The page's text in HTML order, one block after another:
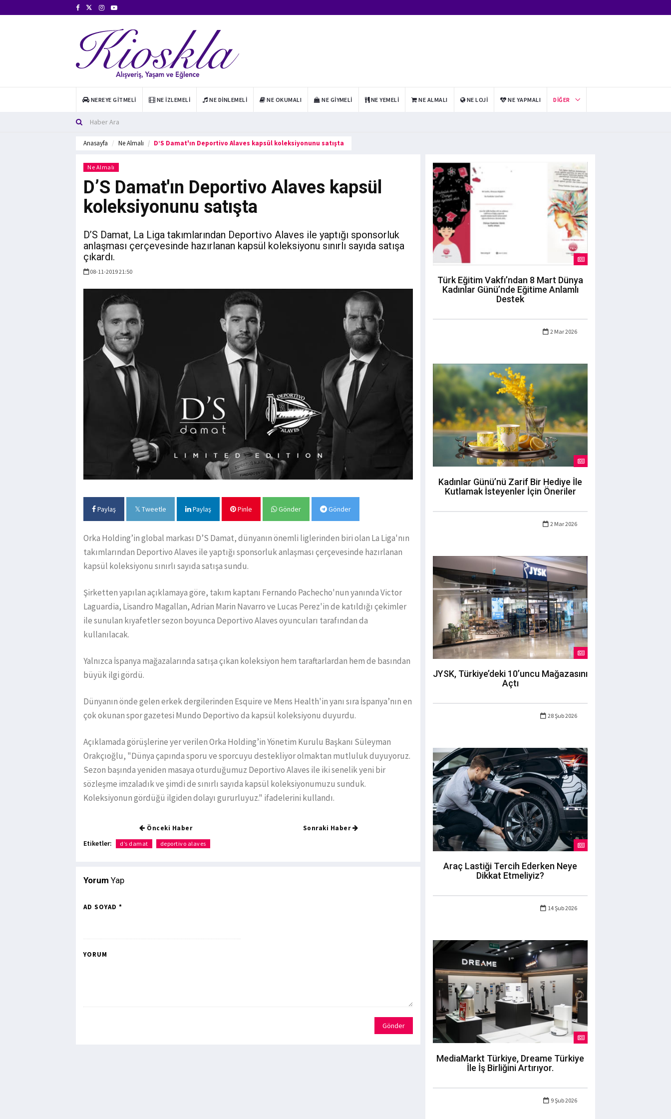
NEREYE GITMELI NE İZLEMELI NE DINLEMELI NE OKUMALI NE GIYMELI NE YEMELI NE ALMALI NE LOJI NE YAPMALI DIĞER
Anasayfa Ne Almalı D’S Damat'ın Deportivo Alaves kapsül koleksiyonunu satışta
Ne Almalı
D’S Damat'ın Deportivo Alaves kapsül
koleksiyonunu satışta
D’S Damat, La Liga takımlarından Deportivo Alaves ile yaptığı sponsorluk
anlaşması çerçevesinde hazırlanan kapsül koleksiyonu sınırlı sayıda satışa
çıkardı.
08-11-2019 21:50
Paylaş Tweetle Paylaş Pinle Gönder Gönder
Orka Holding’in global markası D’S Damat, dünyanın önemli liglerinden biri olan La Liga'nın
takımlarından Deportivo Alaves ile yaptığı sponsorluk anlaşması çerçevesinde hazırlanan
kapsül koleksiyonu sınırlı sayıda satışa sundu.
Şirketten yapılan açıklamaya göre, takım kaptanı Fernando Pachecho'nun yanında Victor
Laguardia, Lisandro Magallan, Adrian Marin Navarro ve Lucas Perez'in de katıldığı çekimler
ile sunulan kıyafetler sezon boyunca Deportivo Alaves oyuncuları tarafından da
kullanılacak.
Yalnızca İspanya mağazalarında satışa çıkan koleksiyon hem taraftarlardan hem de basından
büyük ilgi gördü.
Dünyanın önde gelen erkek dergilerinden Esquire ve Mens Health'in yanı sıra İspanya’nın en
çok okunan spor gazetesi Mundo Deportivo da kapsül koleksiyonu duyurdu.
Açıklamada görüşlerine yer verilen Orka Holding’in Yönetim Kurulu Başkanı Süleyman
Orakçıoğlu, "Dünya çapında sporu ve sporcuyu destekliyor olmaktan mutluluk duyuyoruz.
Sezon başında yeniden masaya oturduğumuz Deportivo Alaves ile iki senelik yeni bir
sözleşme imzaladık ve şimdi de sınırlı sayıda kapsül koleksiyonumuzu sunduk.
Koleksiyonun gördüğü ilgiden dolayı gururluyuz." ifadelerini kullandı.
Önceki Haber Sonraki Haber
Etiketler: d’s damat deportivo alaves
Yorum Yap
AD SOYAD *
YORUM
Gönder
Türk Eğitim Vakfı’ndan 8 Mart Dünya
Kadınlar Günü’nde Eğitime Anlamlı
Destek
2 Mar 2026
Kadınlar Günü’nü Zarif Bir Hediye İle
Kutlamak İsteyenler İçin Öneriler
2 Mar 2026
JYSK, Türkiye’deki 10’uncu Mağazasını
Açtı
28 Şub 2026
Araç Lastiği Tercih Ederken Neye
Dikkat Etmeliyiz?
14 Şub 2026
MediaMarkt Türkiye, Dreame Türkiye
İle İş Birliğini Artırıyor.
9 Şub 2026